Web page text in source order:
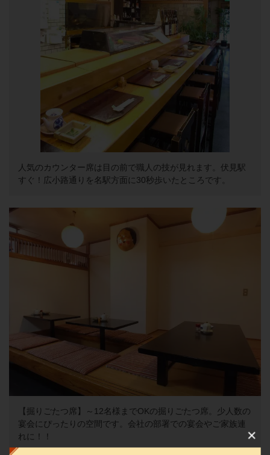
人気のカウンター席は目の前で職人の技が見れます。伏見駅
すぐ！広小路通りを名駅方面に30秒歩いたところです。
【掘りごたつ席】～12名様までOKの掘りごたつ席。少人数の
宴会にぴったりの空間です。会社の部署での宴会やご家族連
れに！！